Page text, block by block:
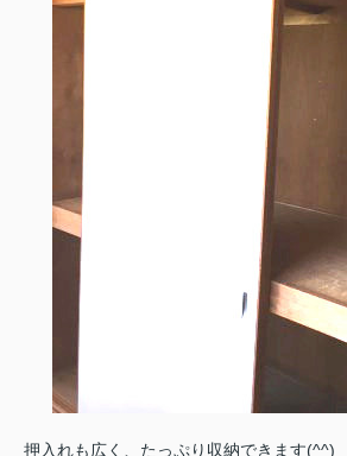
押入れも広く、たっぷり収納できます(^^)